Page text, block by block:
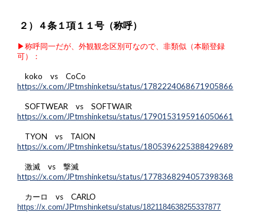
２）４条１項１１号（称呼）
▶︎称呼同一だが、外観観念区別可なので、非類似（本願登録
可）：
koko vs CoCo
https://x.com/JPtmshinketsu/status/1782224068671905866
SOFTWEAR vs SOFTWAIR
https://x.com/JPtmshinketsu/status/1790153195916050661
TYON vs TAION
https://x.com/JPtmshinketsu/status/1805396225388429689
激滅 vs 撃滅
https://x.com/JPtmshinketsu/status/1778368294057398368
カーロ vs CARLO
https://x.com/JPtmshinketsu/status/1821184638255337877